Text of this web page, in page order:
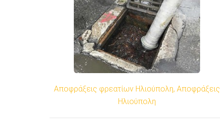
Αποφράξεις φρεατίων Ηλιούπολη, Αποφράξεις
Ηλιούπολη